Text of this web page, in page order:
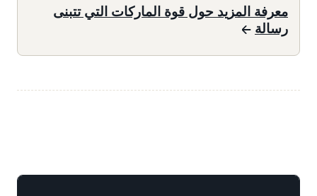
معرفة المزيد حول قوة الماركات التي تتبنى
رسالة